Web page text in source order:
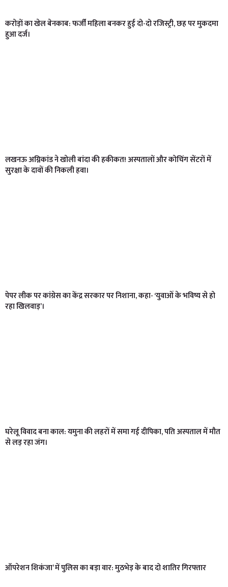
करोड़ों का खेल बेनकाब: फर्जी महिला बनकर हुई दो-दो रजिस्ट्री, छह पर मुकदमा
हुआ दर्ज।
लखनऊ अग्निकांड ने खोली बांदा की हकीकत! अस्पतालों और कोचिंग सेंटरों में
सुरक्षा के दावों की निकली हवा।
पेपर लीक पर कांग्रेस का केंद्र सरकार पर निशाना, कहा- ‘युवाओं के भविष्य से हो
रहा खिलवाड़’।
घरेलू विवाद बना काल: यमुना की लहरों में समा गई दीपिका, पति अस्पताल में मौत
से लड़ रहा जंग।
ऑपरेशन शिकंजा’ में पुलिस का बड़ा वार: मुठभेड़ के बाद दो शातिर गिरफ्तार